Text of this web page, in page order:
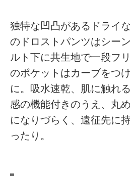
独特な凹凸があるドライ
のドロストパンツはシー
ルト下に共生地で一段フ
のポケットはカーブをつ
に。吸水速乾、肌に触れ
感の機能付きのうえ、丸
になりづらく、遠征先に
ったり。